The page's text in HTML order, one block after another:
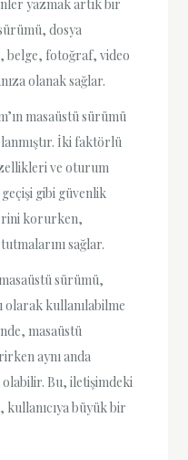
yazmak artık bir
dosya
belge, fotoğraf, video
olanak sağlar.
masaüstü sürümü
İki faktörlü
ve oturum
gibi güvenlik
korurken,
sağlar.
sürümü,
olarak kullanılabilme
masaüstü
aynı anda
Bu, iletişimdeki
kullanıcıya büyük bir